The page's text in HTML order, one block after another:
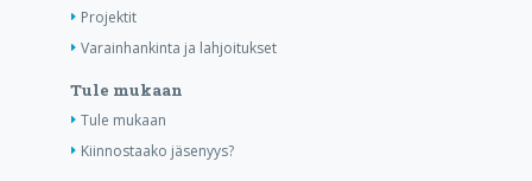
Projektit
Varainhankinta ja lahjoitukset
Tule mukaan
Tule mukaan
Kiinnostaako jäsenyys?